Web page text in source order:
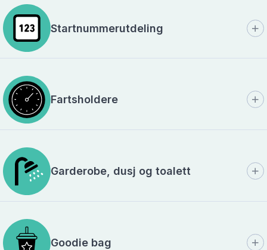
Startnummerutdeling
Fartsholdere
Garderobe, dusj og toalett
Goodie bag